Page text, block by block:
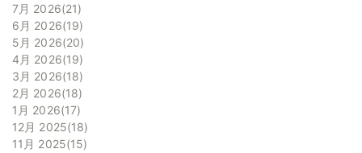
7月 2026 21
6月 2026 19
5月 2026 20
4月 2026 19
3月 2026 18
2月 2026 18
1月 2026 17
12月 2025 18
11月 2025 15